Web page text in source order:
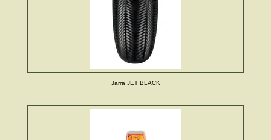
Jarra JET BLACK